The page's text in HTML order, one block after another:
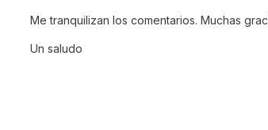
Me tranquilizan los comentarios. Muchas
Un saludo